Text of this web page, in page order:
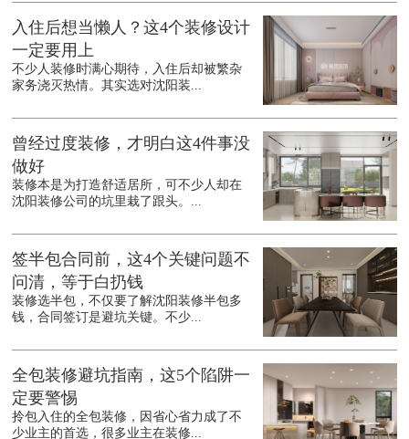
入住后想当懒人？这4个装修设计
一定要用上
不少人装修时满心期待，入住后却被繁杂
家务浇灭热情。其实选对沈阳装...
曾经过度装修，才明白这4件事没
做好
装修本是为打造舒适居所，可不少人却在
沈阳装修公司的坑里栽了跟头。...
签半包合同前，这4个关键问题不
问清，等于白扔钱
装修选半包，不仅要了解沈阳装修半包多
钱，合同签订是避坑关键。不少...
全包装修避坑指南，这5个陷阱一
定要警惕
拎包入住的全包装修，因省心省力成了不
少业主的首选，很多业主在装修...